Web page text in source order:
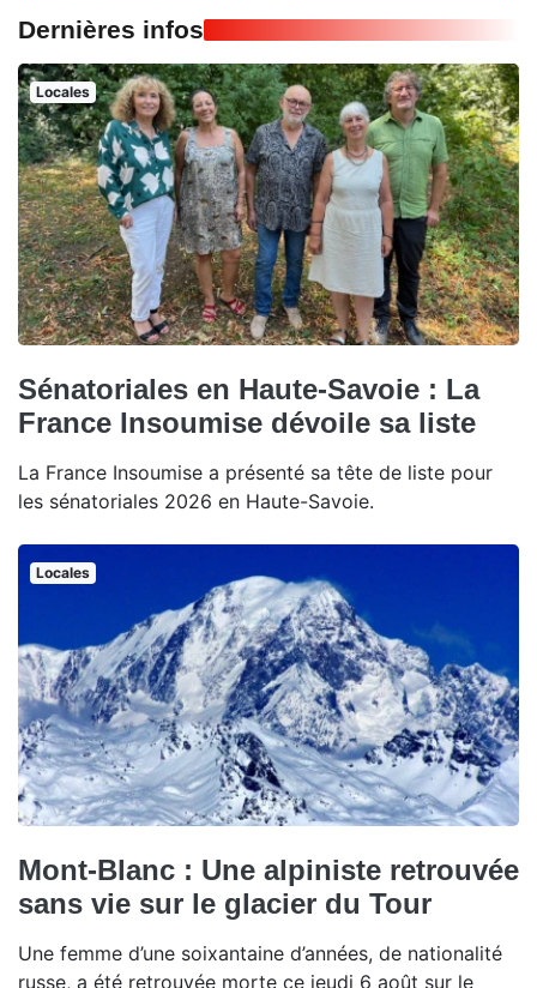
Dernières infos
Locales
Sénatoriales en Haute-Savoie : La
France Insoumise dévoile sa liste
La France Insoumise a présenté sa tête de liste pour
les sénatoriales 2026 en Haute-Savoie.
Locales
Mont-Blanc : Une alpiniste retrouvée
sans vie sur le glacier du Tour
Une femme d’une soixantaine d’années, de nationalité
russe, a été retrouvée morte ce jeudi 6 août sur le